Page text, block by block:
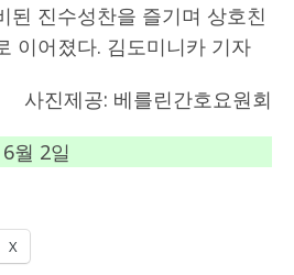
된 진수성찬을 즐기며 상호친
이어졌다. 김도미니카 기자
사진제공: 베를린간호요원회
월 2일
X